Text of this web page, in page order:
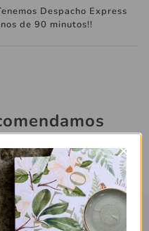
Despacho Express
de 90 minutos!!